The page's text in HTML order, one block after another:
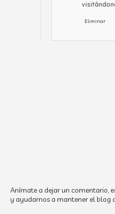
Eliminar
Anímate a dejar un comentario,
y ayudarnos a mantener el blog